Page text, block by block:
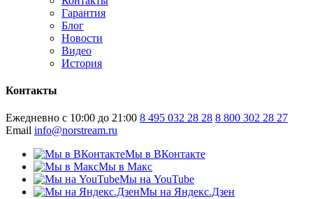
Гарантия
Блог
Новости
Видео
История
Контакты
Ежедневно с 10:00 до 21:00 8 495 032 28 28 8 800 302 28 27
Email info@norstream.ru
Мы в ВКонтакте
Мы в Макс
Мы на YouTube
Мы на Яндекс.Дзен